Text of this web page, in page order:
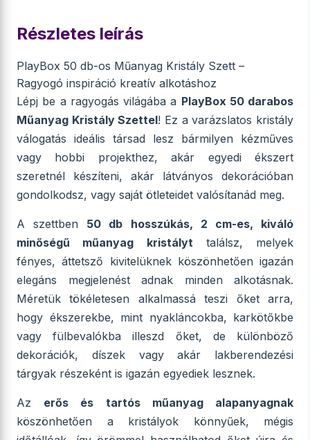
Részletes leírás
PlayBox 50 db-os Műanyag Kristály Szett –
Ragyogó inspiráció kreatív alkotáshoz
Lépj be a ragyogás világába a PlayBox 50 darabos
Műanyag Kristály Szettel! Ez a varázslatos kristály
válogatás ideális társad lesz bármilyen kézműves
vagy hobbi projekthez, akár egyedi ékszert
szeretnél készíteni, akár látványos dekorációban
gondolkodsz, vagy saját ötleteidet valósítanád meg.
A szettben 50 db hosszúkás, 2 cm-es, kiváló
minőségű műanyag kristályttalálsz, melyek
fényes, áttetsző kivitelüknek köszönhetően igazán
elegáns megjelenést adnak minden alkotásnak.
Méretük tökéletesen alkalmassá teszi őket arra,
hogy ékszerekbe, mint nyakláncokba, karkötőkbe
vagy fülbevalókba illeszd őket, de különböző
dekorációk, díszek vagy akár lakberendezési
tárgyak részeként is igazán egyediek lesznek.
Az erős és tartós műanyag alapanyagnak
köszönhetően a kristályok könnyűek, mégis